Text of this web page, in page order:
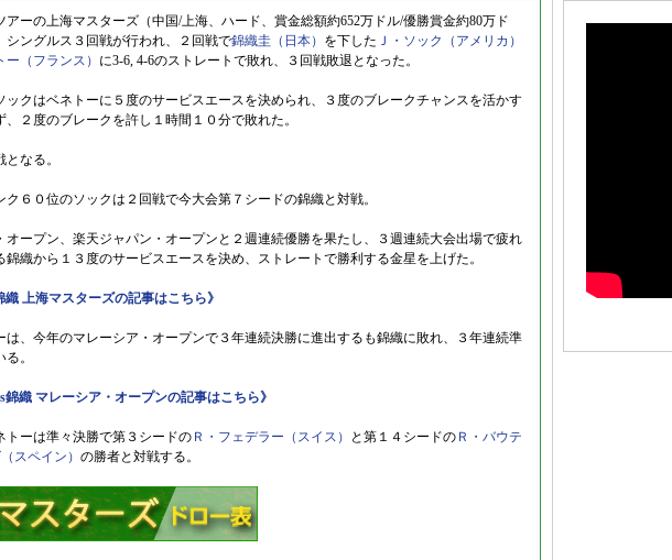
アーの上海マスターズ（中国/上海、ハード、賞金総額約652万ドル/優勝賞金約80万ド
シングルス３回戦が行われ、２回戦で錦織圭（日本） を下した Ｊ・ソック（アメリカ）
ー（フランス） に3-6, 4-6のストレートで敗れ、３回戦敗退となった。
ックはベネトーに５度のサービスエースを決められ、３度のブレークチャンスを活かす
、２度のブレークを許し１時間１０分で敗れた。
なる。
ク６０位のソックは２回戦で今大会第７シードの錦織と対戦。
オープン、楽天ジャパン・オープンと２週連続優勝を果たし、３週連続大会出場で疲れ
錦織から１３度のサービスエースを決め、ストレートで勝利する金星を上げた。
織 上海マスターズの記事はこちら》
は、今年のマレーシア・オープンで３年連続決勝に進出するも錦織に敗れ、３年連続準
。
錦織 マレーシア・オープンの記事はこちら》
トーは準々決勝で第３シードの Ｒ・フェデラー（スイス） と第１４シードの Ｒ・バウテ
スペイン） の勝者と対戦する。